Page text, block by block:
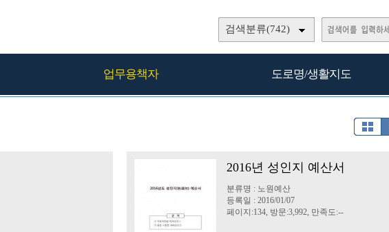
검색분류(742)
업무용책자 도로명/생활지도
2016년 성인지 예산서
분류명 : 노원예산
등록일 : 2016/01/07
페이지:134, 방문:3,992, 만족도:--